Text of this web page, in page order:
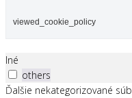
viewed_cookie_policy
Iné
others
Ďalšie nekategorizované